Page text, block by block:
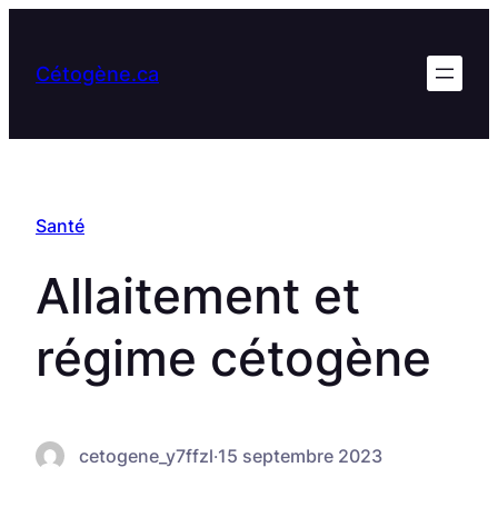
contenu
Cétogène.ca
Santé
Allaitement et
régime cétogène
cetogene_y7ffzl·15 septembre 2023